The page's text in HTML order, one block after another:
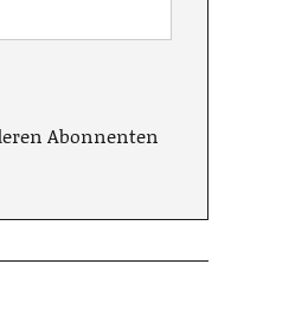
Abonnenten